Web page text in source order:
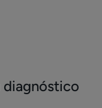
diagnóstico